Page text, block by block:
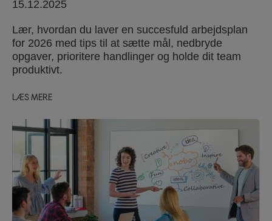
15.12.2025
Lær, hvordan du laver en succesfuld arbejdsplan
for 2026 med tips til at sætte mål, nedbryde
opgaver, prioritere handlinger og holde dit team
produktivt.
LÆS MERE